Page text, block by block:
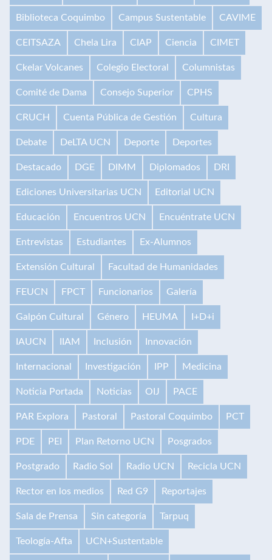
Biblioteca Coquimbo Campus Sustentable CAVIME
CEITSAZA Chela Lira CIAP Ciencia CIMET
Ckelar Volcanes Colegio Electoral Columnistas
Comité de Dama Consejo Superior CPHS
CRUCH Cuenta Pública de Gestión Cultura
Debate DeLTA UCN Deporte Deportes
Destacado DGE DIMM Diplomados DRI
Ediciones Universitarias UCN Editorial UCN
Educación Encuentros UCN Encuéntrate UCN
Entrevistas Estudiantes Ex-Alumnos
Extensión Cultural Facultad de Humanidades
FEUCN FPCT Funcionarios Galería
Galpón Cultural Género HEUMA I+D+i
IAUCN IIAM Inclusión Innovación
Internacional Investigación IPP Medicina
Noticia Portada Noticias OIJ PACE
PAR Explora Pastoral Pastoral Coquimbo PCT
PDE PEI Plan Retorno UCN Posgrados
Postgrado Radio Sol Radio UCN Recicla UCN
Rector en los medios Red G9 Reportajes
Sala de Prensa Sin categoría Tarpuq
Teología-Afta UCN+Sustentable